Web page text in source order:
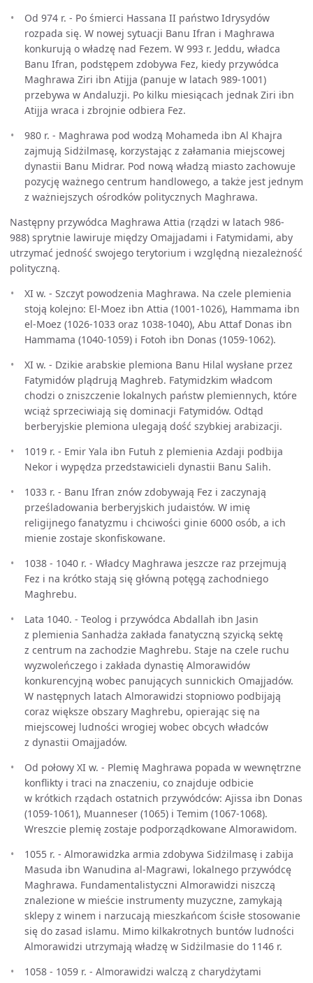
Od 974 r. - Po śmierci Hassana II państwo Idrysydów
rozpada się. W nowej sytuacji Banu Ifran i Maghrawa
konkurują o władzę nad Fezem. W 993 r. Jeddu, władca
Banu Ifran, podstępem zdobywa Fez, kiedy przywódca
Maghrawa Ziri ibn Atijja (panuje w latach 989-1001)
przebywa w Andaluzji. Po kilku miesiącach jednak Ziri ibn
Atijja wraca i zbrojnie odbiera Fez.
980 r. - Maghrawa pod wodzą Mohameda ibn Al Khajra
zajmują Sidżilmasę, korzystając z załamania miejscowej
dynastii Banu Midrar. Pod nową władzą miasto zachowuje
pozycję ważnego centrum handlowego, a także jest jednym
z ważniejszych ośrodków politycznych Maghrawa.
Następny przywódca Maghrawa Attia (rządzi w latach 986-
988) sprytnie lawiruje między Omajjadami i Fatymidami, aby
utrzymać jedność swojego terytorium i względną niezależność
polityczną.
XI w. - Szczyt powodzenia Maghrawa. Na czele plemienia
stoją kolejno: El-Moez ibn Attia (1001-1026), Hammama ibn
el-Moez (1026-1033 oraz 1038-1040), Abu Attaf Donas ibn
Hammama (1040-1059) i Fotoh ibn Donas (1059-1062).
XI w. - Dzikie arabskie plemiona Banu Hilal wysłane przez
Fatymidów plądrują Maghreb. Fatymidzkim władcom
chodzi o zniszczenie lokalnych państw plemiennych, które
wciąż sprzeciwiają się dominacji Fatymidów. Odtąd
berberyjskie plemiona ulegają dość szybkiej arabizacji.
1019 r. - Emir Yala ibn Futuh z plemienia Azdaji podbija
Nekor i wypędza przedstawicieli dynastii Banu Salih.
1033 r. - Banu Ifran znów zdobywają Fez i zaczynają
prześladowania berberyjskich judaistów. W imię
religijnego fanatyzmu i chciwości ginie 6000 osób, a ich
mienie zostaje skonfiskowane.
1038 - 1040 r. - Władcy Maghrawa jeszcze raz przejmują
Fez i na krótko stają się główną potęgą zachodniego
Maghrebu.
Lata 1040. - Teolog i przywódca Abdallah ibn Jasin
z plemienia Sanhadża zakłada fanatyczną szyicką sektę
z centrum na zachodzie Maghrebu. Staje na czele ruchu
wyzwoleńczego i zakłada dynastię Almorawidów
konkurencyjną wobec panujących sunnickich Omajjadów.
W następnych latach Almorawidzi stopniowo podbijają
coraz większe obszary Maghrebu, opierając się na
miejscowej ludności wrogiej wobec obcych władców
z dynastii Omajjadów.
Od połowy XI w. - Plemię Maghrawa popada w wewnętrzne
konflikty i traci na znaczeniu, co znajduje odbicie
w krótkich rządach ostatnich przywódców: Ajissa ibn Donas
(1059-1061), Muanneser (1065) i Temim (1067-1068).
Wreszcie plemię zostaje podporządkowane Almorawidom.
1055 r. - Almorawidzka armia zdobywa Sidżilmasę i zabija
Masuda ibn Wanudina al-Magrawi, lokalnego przywódcę
Maghrawa. Fundamentalistyczni Almorawidzi niszczą
znalezione w mieście instrumenty muzyczne, zamykają
sklepy z winem i narzucają mieszkańcom ścisłe stosowanie
się do zasad islamu. Mimo kilkakrotnych buntów ludności
Almorawidzi utrzymają władzę w Sidżilmasie do 1146 r.
1058 - 1059 r. - Almorawidzi walczą z charydżytami